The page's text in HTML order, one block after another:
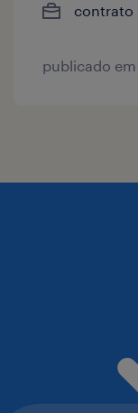
contrato
publicado